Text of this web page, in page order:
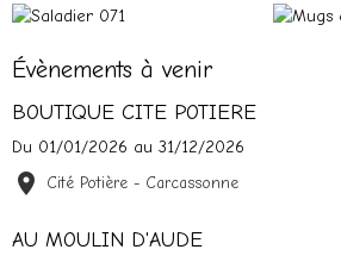
Évènements à venir
BOUTIQUE CITE POTIERE
Du 01/01/2026 au 31/12/2026
Cité Potière - Carcassonne
AU MOULIN D'AUDE